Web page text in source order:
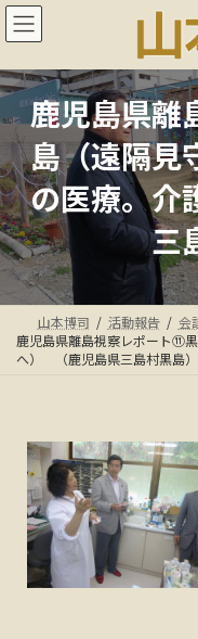
コ
ン
ン
ツ
へ
ス
キ
ッ
プ
ナ
ビ
ー
シ
ョ
ン
に
移
動
鹿児島県
島（遠隔見
の医療。
三
山本博司 活動報告
会
鹿児島県離島視察レポート⑪
へ） （鹿児島県三島村黒島）